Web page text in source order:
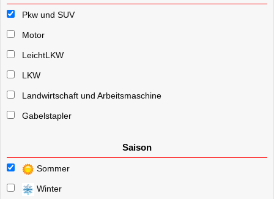
Pkw und SUV
Motor
LeichtLKW
LKW
Landwirtschaft und Arbeitsmaschine
Gabelstapler
Saison
Sommer
Winter